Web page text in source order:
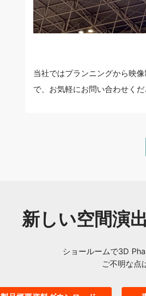
当社ではプランニングから映
で、お気軽にお問い合わせくだ
新しい空間演
ショールームで3D
ご不明な点